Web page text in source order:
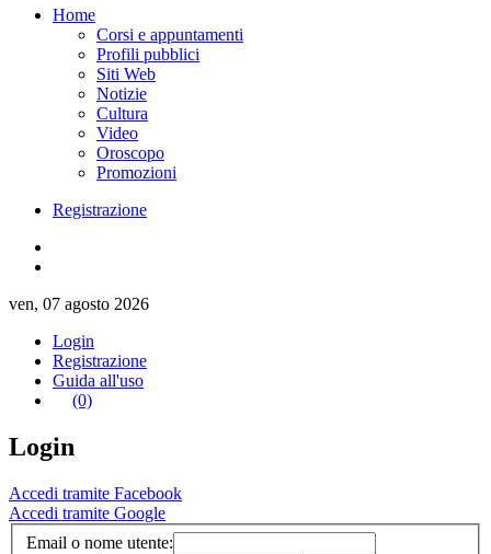
Home
Corsi e appuntamenti
Profili pubblici
Siti Web
Notizie
Cultura
Video
Oroscopo
Promozioni
Registrazione
ven, 07 agosto 2026
Login
Registrazione
Guida all'uso
(0)
Login
Accedi tramite Facebook
Accedi tramite Google
Email o nome utente: